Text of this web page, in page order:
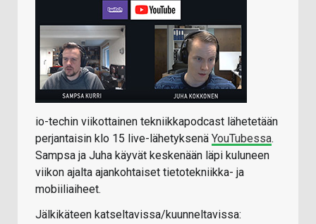
io-techin viikottainen tekniikkapodcast lähetetään
perjantaisin klo 15 live-lähetyksenä YouTubessa.
Sampsa ja Juha käyvät keskenään läpi kuluneen
viikon ajalta ajankohtaiset tietotekniikka- ja
mobiiliaiheet.
Jälkikäteen katseltavissa/kuunneltavissa: